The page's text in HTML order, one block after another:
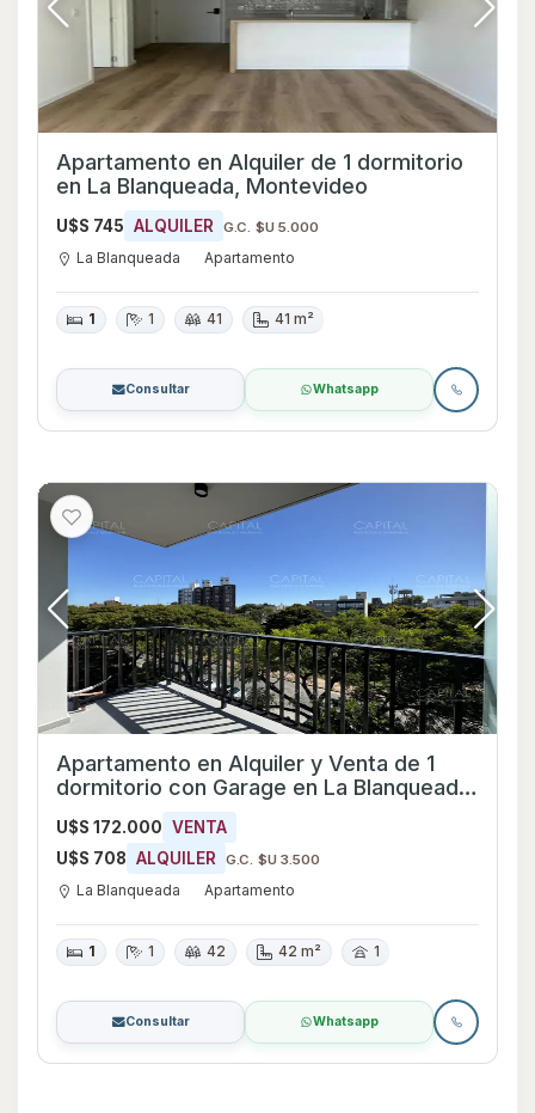
Apartamento en Alquiler de 1 dormitorio
en La Blanqueada, Montevideo
U$S 745 ALQUILER G.C. $U 5.000
La Blanqueada Apartamento
1 1 41 41 m²
Consultar Whatsapp
Apartamento en Alquiler y Venta de 1
dormitorio con Garage en La Blanqueada,
Montevideo
U$S 172.000 VENTA
U$S 708 ALQUILER G.C. $U 3.500
La Blanqueada Apartamento
1 1 42 42 m² 1
Consultar Whatsapp